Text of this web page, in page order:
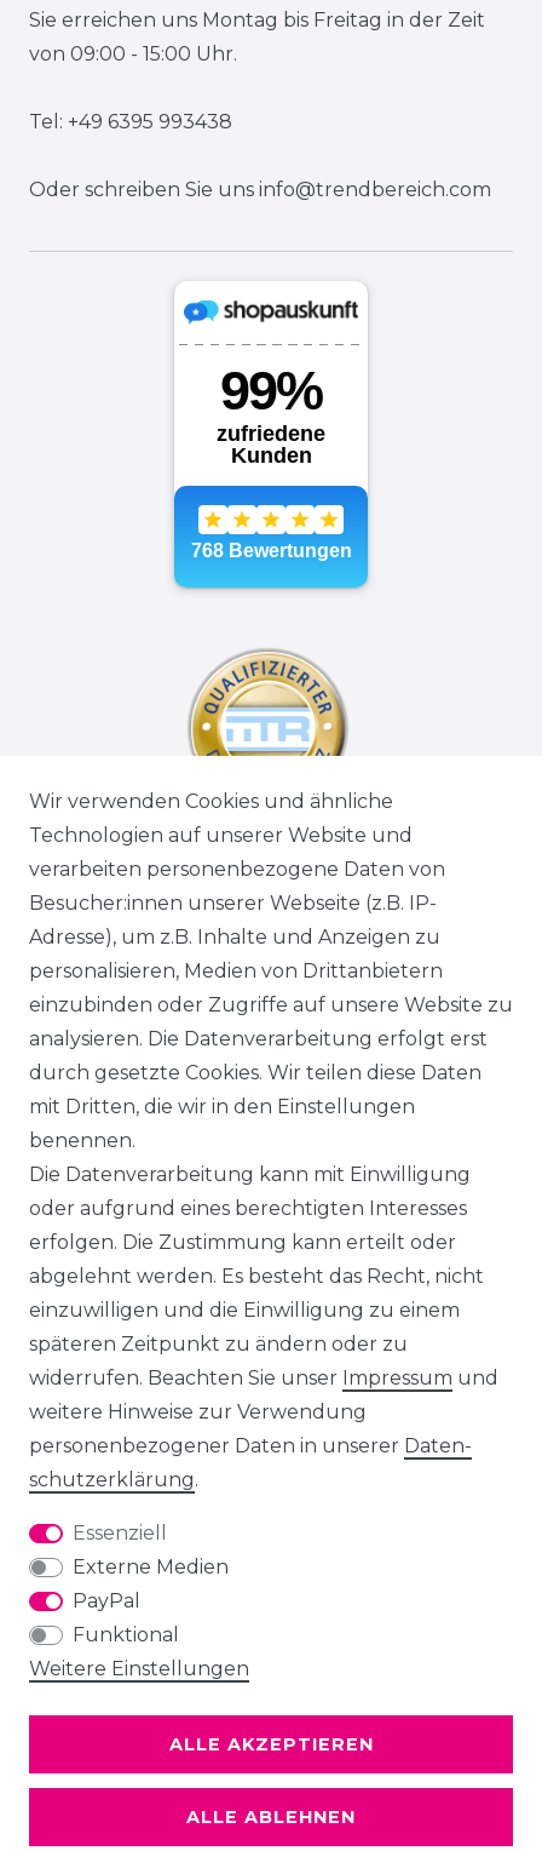
Sie erreichen uns Montag bis Freitag in der Zeit
von 09:00 - 15:00 Uhr.
Tel: +49 6395 993438
Oder schreiben Sie uns info@trendbereich.com
Wir verwenden Cookies und ähnliche
Technologien auf unserer Website und
verarbeiten personenbezogene Daten von
Besucher:innen unserer Webseite (z.B. IP-
Adresse), um z.B. Inhalte und Anzeigen zu
personalisieren, Medien von Drittanbietern
einzubinden oder Zugriffe auf unsere Website zu
analysieren. Die Datenverarbeitung erfolgt erst
durch gesetzte Cookies. Wir teilen diese Daten
mit Dritten, die wir in den Einstellungen
benennen.
Die Datenverarbeitung kann mit Einwilligung
oder aufgrund eines berechtigten Interesses
erfolgen. Die Zustimmung kann erteilt oder
abgelehnt werden. Es besteht das Recht, nicht
einzuwilligen und die Einwilligung zu einem
späteren Zeitpunkt zu ändern oder zu
widerrufen. Beachten Sie unser Impressum und
weitere Hinweise zur Verwendung
personenbezogener Daten in unserer Daten­
schutz­erklärung.
Essenziell
Externe Medien
PayPal
Funktional
Weitere Einstellungen
ALLE AKZEPTIEREN
ALLE ABLEHNEN